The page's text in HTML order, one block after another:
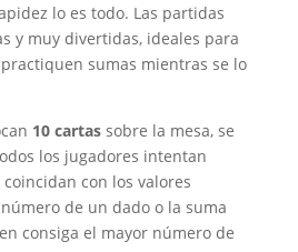
lo es todo. Las partidas
y muy divertidas, ideales para
sumas mientras se lo
10 cartassobre la mesa, se
los jugadores intentan
con los valores
de un dado o la suma
consiga el mayor número de